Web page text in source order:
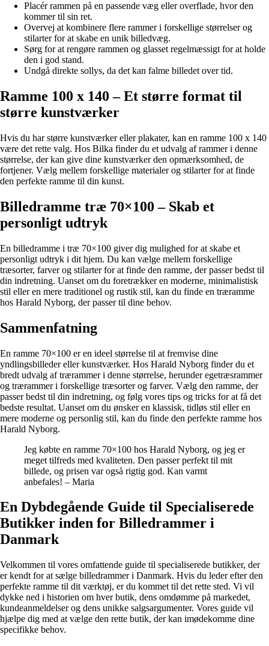
Placér rammen på en passende væg eller overflade, hvor den
kommer til sin ret.
Overvej at kombinere flere rammer i forskellige størrelser og
stilarter for at skabe en unik billedvæg.
Sørg for at rengøre rammen og glasset regelmæssigt for at holde
den i god stand.
Undgå direkte sollys, da det kan falme billedet over tid.
Ramme 100 x 140 – Et større format til
større kunstværker
Hvis du har større kunstværker eller plakater, kan en ramme 100 x 140
være det rette valg. Hos Bilka finder du et udvalg af rammer i denne
størrelse, der kan give dine kunstværker den opmærksomhed, de
fortjener. Vælg mellem forskellige materialer og stilarter for at finde
den perfekte ramme til din kunst.
Billedramme træ 70×100 – Skab et
personligt udtryk
En billedramme i træ 70×100 giver dig mulighed for at skabe et
personligt udtryk i dit hjem. Du kan vælge mellem forskellige
træsorter, farver og stilarter for at finde den ramme, der passer bedst til
din indretning. Uanset om du foretrækker en moderne, minimalistisk
stil eller en mere traditionel og rustik stil, kan du finde en træramme
hos Harald Nyborg, der passer til dine behov.
Sammenfatning
En ramme 70×100 er en ideel størrelse til at fremvise dine
yndlingsbilleder eller kunstværker. Hos Harald Nyborg finder du et
bredt udvalg af trærammer i denne størrelse, herunder egetræsrammer
og trærammer i forskellige træsorter og farver. Vælg den ramme, der
passer bedst til din indretning, og følg vores tips og tricks for at få det
bedste resultat. Uanset om du ønsker en klassisk, tidløs stil eller en
mere moderne og personlig stil, kan du finde den perfekte ramme hos
Harald Nyborg.
Jeg købte en ramme 70×100 hos Harald Nyborg, og jeg er
meget tilfreds med kvaliteten. Den passer perfekt til mit
billede, og prisen var også rigtig god. Kan varmt
anbefales! – Maria
En Dybdegående Guide til Specialiserede
Butikker inden for Billedrammer i
Danmark
Velkommen til vores omfattende guide til specialiserede butikker, der
er kendt for at sælge billedrammer i Danmark. Hvis du leder efter den
perfekte ramme til dit værktøj, er du kommet til det rette sted. Vi vil
dykke ned i historien om hver butik, dens omdømme på markedet,
kundeanmeldelser og dens unikke salgsargumenter. Vores guide vil
hjælpe dig med at vælge den rette butik, der kan imødekomme dine
specifikke behov.